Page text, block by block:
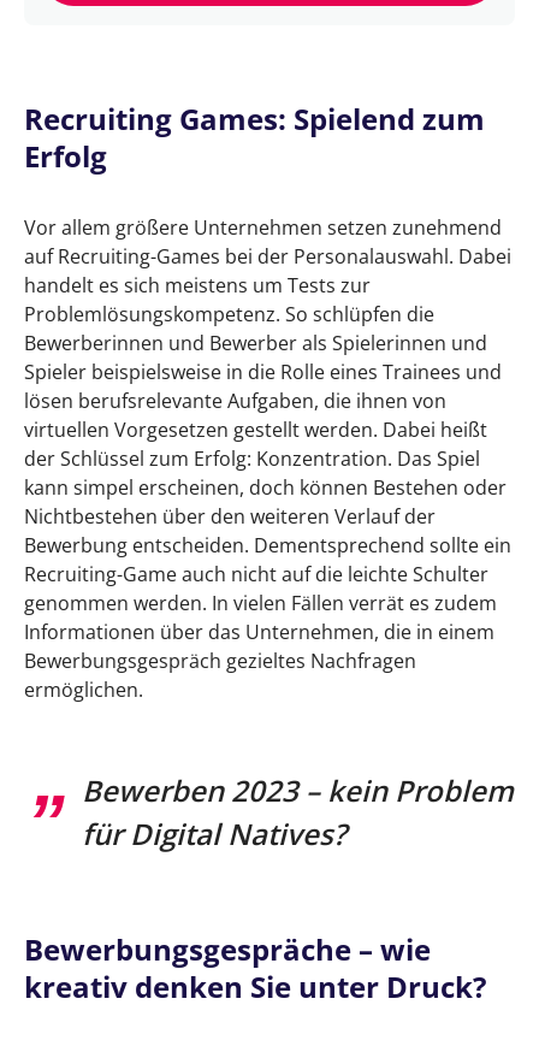
Recruiting Games: Spielend zum
Erfolg
Vor allem größere Unternehmen setzen zunehmend
auf Recruiting-Games bei der Personalauswahl. Dabei
handelt es sich meistens um Tests zur
Problemlösungskompetenz. So schlüpfen die
Bewerberinnen und Bewerber als Spielerinnen und
Spieler beispielsweise in die Rolle eines Trainees und
lösen berufsrelevante Aufgaben, die ihnen von
virtuellen Vorgesetzen gestellt werden. Dabei heißt
der Schlüssel zum Erfolg: Konzentration. Das Spiel
kann simpel erscheinen, doch können Bestehen oder
Nichtbestehen über den weiteren Verlauf der
Bewerbung entscheiden. Dementsprechend sollte ein
Recruiting-Game auch nicht auf die leichte Schulter
genommen werden. In vielen Fällen verrät es zudem
Informationen über das Unternehmen, die in einem
Bewerbungsgespräch gezieltes Nachfragen
ermöglichen.
Bewerben 2023 – kein Problem
für Digital Natives?
Bewerbungsgespräche – wie
kreativ denken Sie unter Druck?